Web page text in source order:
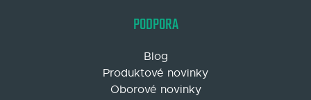
PODPORA
Blog
Produktové novinky
Oborové novinky